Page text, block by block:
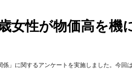
女性が物価高を機
」に関するアンケートを実施しました。今回は